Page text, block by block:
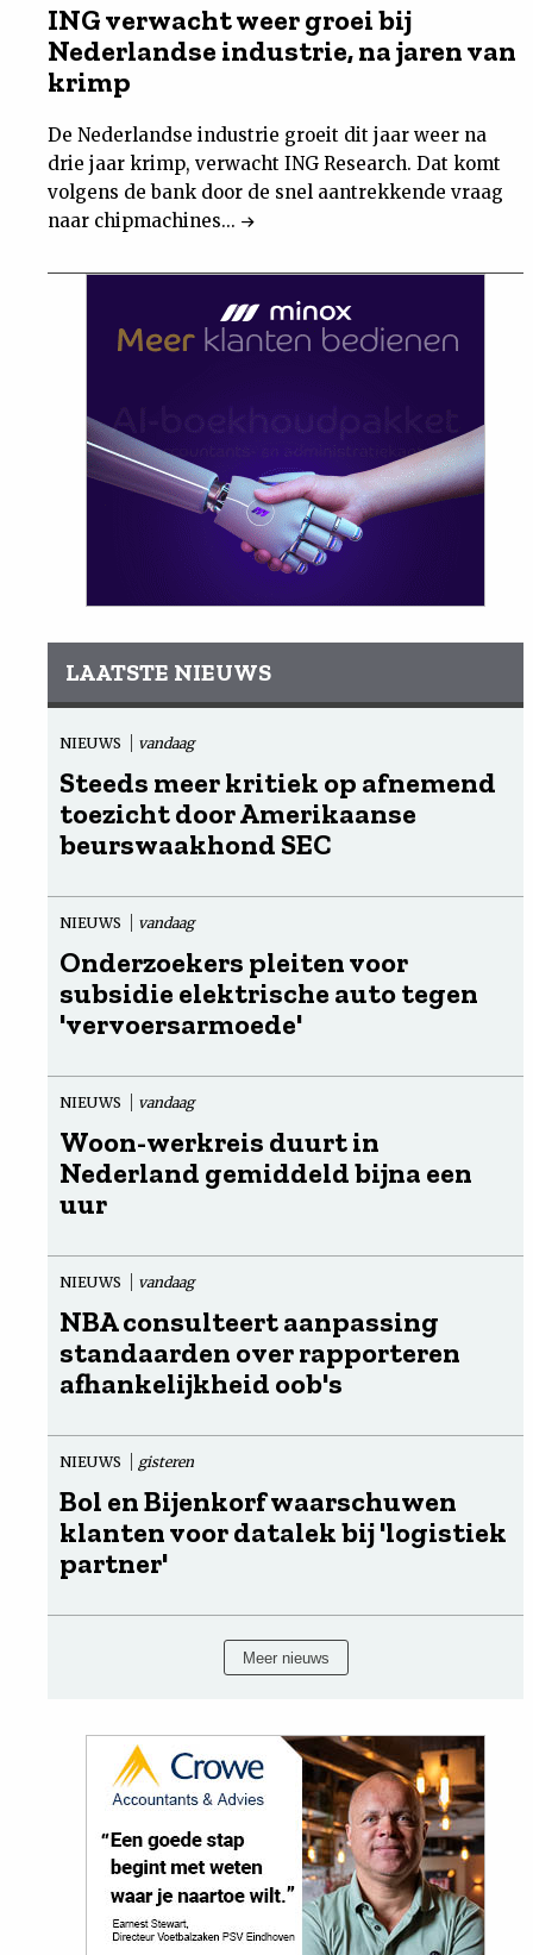
ING verwacht weer groei bij
Nederlandse industrie, na jaren van
krimp
De Nederlandse industrie groeit dit jaar weer na
drie jaar krimp, verwacht ING Research. Dat komt
volgens de bank door de snel aantrekkende vraag
naar chipmachines...
LAATSTE NIEUWS
NIEUWS vandaag
Steeds meer kritiek op afnemend
toezicht door Amerikaanse
beurswaakhond SEC
NIEUWS vandaag
Onderzoekers pleiten voor
subsidie elektrische auto tegen
'vervoersarmoede'
NIEUWS vandaag
Woon-werkreis duurt in
Nederland gemiddeld bijna een
uur
NIEUWS vandaag
NBA consulteert aanpassing
standaarden over rapporteren
afhankelijkheid oob's
NIEUWS gisteren
Bol en Bijenkorf waarschuwen
klanten voor datalek bij 'logistiek
partner'
Meer nieuws